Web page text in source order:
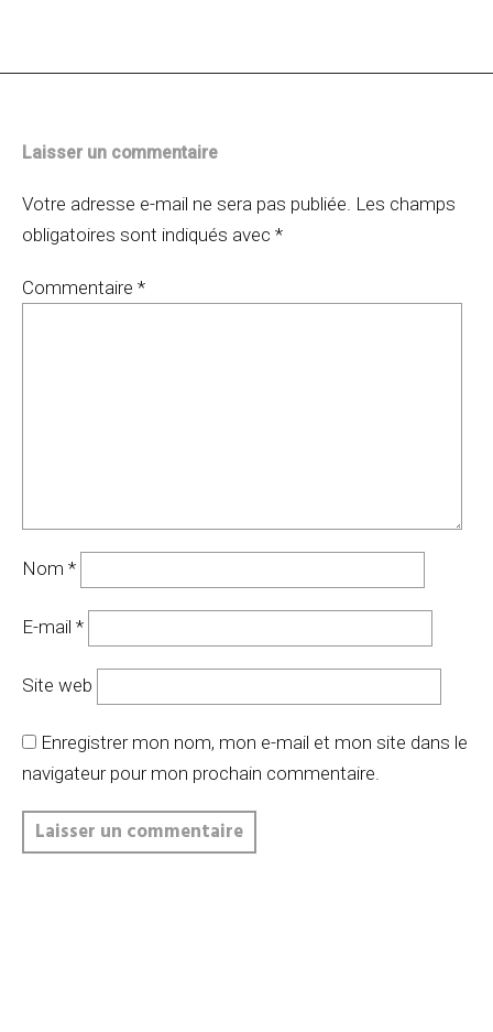
Laisser un commentaire
Votre adresse e-mail ne sera pas publiée. Les champs
obligatoires sont indiqués avec *
Commentaire *
Nom *
E-mail *
Site web
Enregistrer mon nom, mon e-mail et mon site dans le
navigateur pour mon prochain commentaire.